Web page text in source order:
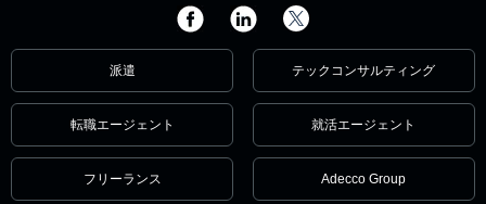
派遣 テックコンサルティング
転職エージェント 就活エージェント
フリーランス Adecco Group